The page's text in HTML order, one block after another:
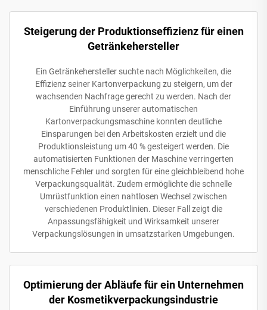
Steigerung der Produktionseffizienz für einen
Getränkehersteller
Ein Getränkehersteller suchte nach Möglichkeiten, die
Effizienz seiner Kartonverpackung zu steigern, um der
wachsenden Nachfrage gerecht zu werden. Nach der
Einführung unserer automatischen
Kartonverpackungsmaschine konnten deutliche
Einsparungen bei den Arbeitskosten erzielt und die
Produktionsleistung um 40 % gesteigert werden. Die
automatisierten Funktionen der Maschine verringerten
menschliche Fehler und sorgten für eine gleichbleibend hohe
Verpackungsqualität. Zudem ermöglichte die schnelle
Umrüstfunktion einen nahtlosen Wechsel zwischen
verschiedenen Produktlinien. Dieser Fall zeigt die
Anpassungsfähigkeit und Wirksamkeit unserer
Verpackungslösungen in umsatzstarken Umgebungen.
Optimierung der Abläufe für ein Unternehmen
der Kosmetikverpackungsindustrie